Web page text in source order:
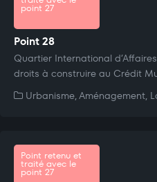
point 27
Point 28
Quartier International
droits à construire au Crédit
Urbanisme, Aménagement,
Point retenu et
traité avec le
point 27